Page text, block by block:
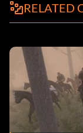
RELATED